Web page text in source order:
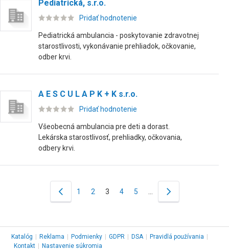
Pediatrická, s.r.o.
Pridať hodnotenie
Pediatrická ambulancia - poskytovanie zdravotnej
starostlivosti, vykonávanie prehliadok, očkovanie,
odber krvi.
A E S C U L A P K + K s.r.o.
Pridať hodnotenie
Všeobecná ambulancia pre deti a dorast.
Lekárska starostlivosť, prehliadky, očkovania,
odbery krvi.
1 2 3 4 5
Katalóg Reklama Podmienky GDPR DSA Pravidlá používania
Kontakt
Nastavenie súkromia